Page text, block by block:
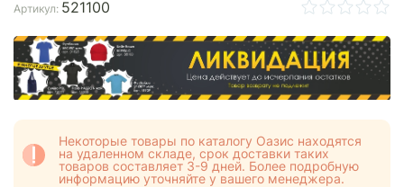
Артикул: 521100
Некоторые товары по каталогу Оазис находятся
на удаленном складе, срок доставки таких
товаров составляет 3-9 дней. Более подробную
информацию уточняйте у вашего менеджера.